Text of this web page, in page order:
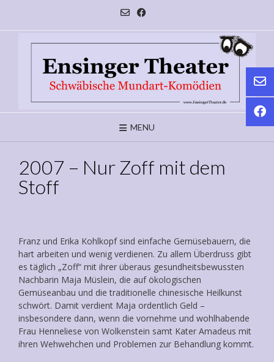
content
MENU
2007 – Nur Zoff mit dem
Stoff
Franz und Erika Kohlkopf sind einfache Gemüsebauern, die
hart arbeiten und wenig verdienen. Zu allem Überdruss gibt
es täglich „Zoff“ mit ihrer überaus gesundheitsbewussten
Nachbarin Maja Müslein, die auf ökologischen
Gemüseanbau und die traditionelle chinesische Heilkunst
schwört. Damit verdient Maja ordentlich Geld –
insbesondere dann, wenn die vornehme und wohlhabende
Frau Henneliese von Wolkenstein samt Kater Amadeus mit
ihren Wehwehchen und Problemen zur Behandlung kommt.